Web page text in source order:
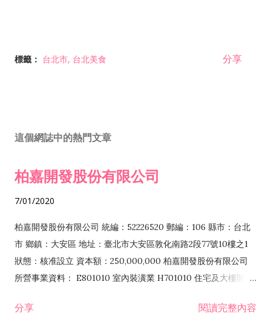
標籤： 台北市 台北美食 分享
這個網誌中的熱門文章
柏嘉開發股份有限公司
7/01/2020
柏嘉開發股份有限公司 統編：52226520 郵編：106 縣市：台北
市 鄉鎮：大安區 地址：臺北市大安區敦化南路2段77號10樓之1
狀態：核准設立 資本額：250,000,000 柏嘉開發股份有限公司
所營事業資料： E801010 室內裝潢業 H701010 住宅及大樓開發
發業 H703090 不動產買賣業 H703100 不動產租賃業 I503010
分享 閱讀完整內容